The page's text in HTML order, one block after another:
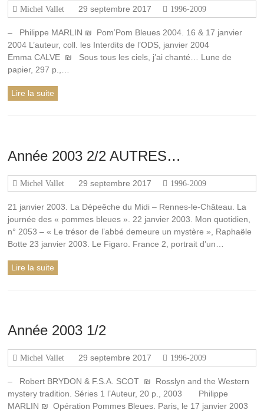
et
les
sujets
connexes
à
affaire,
depuis
1936.
Michel Vallet 29 septembre 2017 1996-2009
– Philippe MARLIN ₪ Pom’Pom Bleues 2004. 16 & 17 janvier
2004 L’auteur, coll. les Interdits de l’ODS, janvier 2004
Emma CALVE ₪ Sous tous les ciels, j’ai chanté… Lune de
papier, 297 p.,…
Lire la suite
Année 2003 2/2 AUTRES…
Michel Vallet 29 septembre 2017 1996-2009
21 janvier 2003. La Dépeêche du Midi – Rennes-le-Château. La
journée des « pommes bleues ». 22 janvier 2003. Mon quotidien,
n° 2053 – « Le trésor de l’abbé demeure un mystère », Raphaële
Botte 23 janvier 2003. Le Figaro. France 2, portrait d’un…
Lire la suite
Année 2003 1/2
Michel Vallet 29 septembre 2017 1996-2009
– Robert BRYDON & F.S.A. SCOT ₪ Rosslyn and the Western
mystery tradition. Séries 1 l’Auteur, 20 p., 2003 Philippe
MARLIN ₪ Opération Pommes Bleues. Paris, le 17 janvier 2003